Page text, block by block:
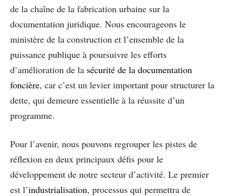
de la chaîne de la fabrication urbaine sur la
documentation juridique. Nous encourageons le
ministère de la construction et l’ensemble de la
puissance publique à poursuivre les efforts
d’amélioration de la sécurité de la documentation
foncière, car c’est un levier important pour structurer la
dette, qui demeure essentielle à la réussite d’un
programme.
Pour l’avenir, nous pouvons regrouper les pistes de
réflexion en deux principaux défis pour le
développement de notre secteur d’activité. Le premier
est l’industrialisation, processus qui permettra de